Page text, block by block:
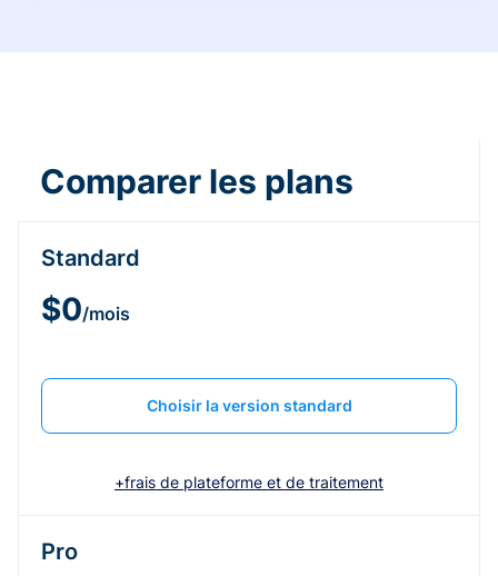
Comparer les plans
Standard
$0/mois
Choisir la version standard
+frais de plateforme et de traitement
Pro